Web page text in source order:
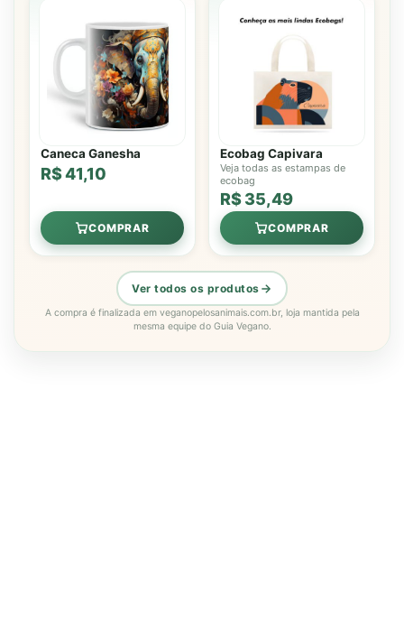
Caneca Ganesha
R$ 41,10
COMPRAR
Ecobag Capivara
Veja todas as estampas de
ecobag
R$ 35,49
COMPRAR
Ver todos os produtos
A compra é finalizada em veganopelosanimais.com.br, loja mantida pela
mesma equipe do Guia Vegano.